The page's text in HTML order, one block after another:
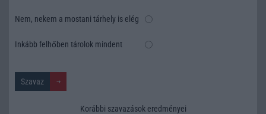
Nem, nekem a mostani tárhely is elég
Inkább felhőben tárolok mindent
Korábbi szavazások eredményei